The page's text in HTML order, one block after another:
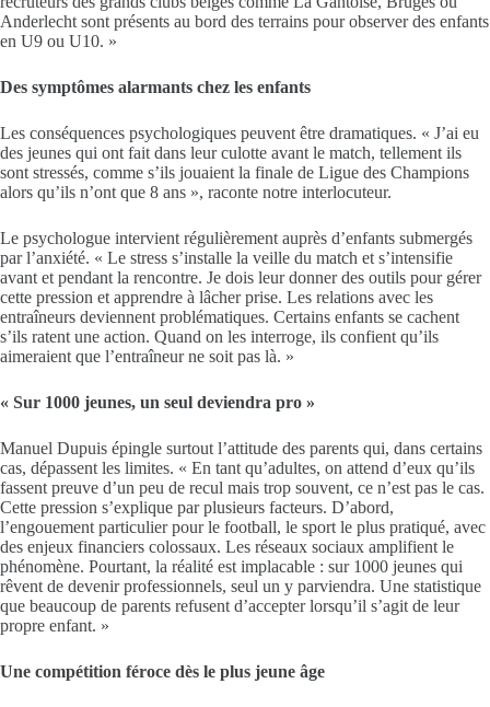
Anderlecht sont présents au bord des terrains pour observer des enfants
en U9 ou U10. »
Des symptômes alarmants chez les enfants
Les conséquences psychologiques peuvent être dramatiques. « J’ai eu
des jeunes qui ont fait dans leur culotte avant le match, tellement ils
sont stressés, comme s’ils jouaient la finale de Ligue des Champions
alors qu’ils n’ont que 8 ans », raconte notre interlocuteur.
Le psychologue intervient régulièrement auprès d’enfants submergés
par l’anxiété. « Le stress s’installe la veille du match et s’intensifie
avant et pendant la rencontre. Je dois leur donner des outils pour gérer
cette pression et apprendre à lâcher prise. Les relations avec les
entraîneurs deviennent problématiques. Certains enfants se cachent
s’ils ratent une action. Quand on les interroge, ils confient qu’ils
aimeraient que l’entraîneur ne soit pas là. »
« Sur 1000 jeunes, un seul deviendra pro »
Manuel Dupuis épingle surtout l’attitude des parents qui, dans certains
cas, dépassent les limites. « En tant qu’adultes, on attend d’eux qu’ils
fassent preuve d’un peu de recul mais trop souvent, ce n’est pas le cas.
Cette pression s’explique par plusieurs facteurs. D’abord,
l’engouement particulier pour le football, le sport le plus pratiqué, avec
des enjeux financiers colossaux. Les réseaux sociaux amplifient le
phénomène. Pourtant, la réalité est implacable : sur 1000 jeunes qui
rêvent de devenir professionnels, seul un y parviendra. Une statistique
que beaucoup de parents refusent d’accepter lorsqu’il s’agit de leur
propre enfant. »
Une compétition féroce dès le plus jeune âge